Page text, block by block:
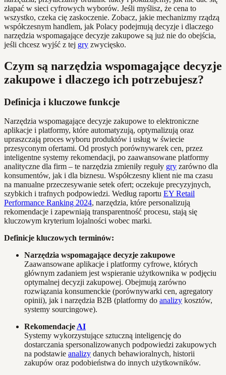
złapać w sieci cyfrowych wyborów. Jeśli myślisz, że cena to
wszystko, czeka cię zaskoczenie. Zobacz, jakie mechanizmy rządzą
współczesnym handlem, jak Polacy podejmują decyzje i dlaczego
narzędzia wspomagające decyzje zakupowe są już nie do obejścia,
jeśli chcesz wyjść z tej gry zwycięsko.
Czym są narzędzia wspomagające decyzje
zakupowe i dlaczego ich potrzebujesz?
Definicja i kluczowe funkcje
Narzędzia wspomagające decyzje zakupowe to elektroniczne
aplikacje i platformy, które automatyzują, optymalizują oraz
upraszczają proces wyboru produktów i usług w świecie
przesyconym ofertami. Od prostych porównywarek cen, przez
inteligentne systemy rekomendacji, po zaawansowane platformy
analityczne dla firm – te narzędzia zmieniły reguły gry zarówno dla
konsumentów, jak i dla biznesu. Współczesny klient nie ma czasu
na manualne przeczesywanie setek ofert; oczekuje precyzyjnych,
szybkich i trafnych podpowiedzi. Według raportu EY Retail
Performance Ranking 2024, narzędzia, które personalizują
rekomendacje i zapewniają transparentność procesu, stają się
kluczowym kryterium lojalności wobec marki.
Definicje kluczowych terminów:
Narzędzia wspomagające decyzje zakupowe
Zaawansowane aplikacje i platformy cyfrowe, których
głównym zadaniem jest wspieranie użytkownika w podjęciu
optymalnej decyzji zakupowej. Obejmują zarówno
rozwiązania konsumenckie (porównywarki cen, agregatory
opinii), jak i narzędzia B2B (platformy do analizy kosztów,
systemy sourcingowe).
Rekomendacje AI
Systemy wykorzystujące sztuczną inteligencję do
dostarczania spersonalizowanych podpowiedzi zakupowych
na podstawie analizy danych behawioralnych, historii
zakupów oraz podobieństwa do innych użytkowników.